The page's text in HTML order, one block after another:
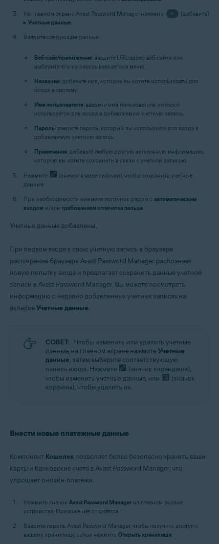
На главном экране Avast Password Manager нажмите
+
(добавить)
▸ Учетные данные.
Введите следующие данные:
Веб-сайт/приложение: введите URL-адрес веб-сайта или
выберите его из раскрывающегося меню.
Название: добавьте имя, которое вы хотите использовать для
входа в систему.
Имя пользователя: введите имя пользователя, которое
используется для входа в добавляемую учетную запись.
Пароль: введите пароль, который вы используете для входа в
добавляемую учетную запись.
Примечания: добавьте любую другую актуальную информацию,
которую вы хотите сохранить в связи с учетной записью.
Нажмите
(значок в виде галочки), чтобы сохранить учетные
данные.
При необходимости нажмите ползунок рядом с автоматическим
входом и/или требованием отпечатка пальца.
Учетные данные добавлены.
При первом входе в свою учетную запись в браузере
расширение браузера Avast Password Manager распознает
новую попытку входа и предлагает сохранить данные учетной
записи в Avast Password Manager. Вы можете посмотреть
информацию о недавно добавленных учетных записях на
вкладкеУчетные данные.
СОВЕТ: Чтобы изменить или удалить учетные
данные, на главном экране нажмитеУчетные
данные, затем выберите соответствующую
панель входа. Нажмите
(значок карандаша),
чтобы изменить учетные данные, или
(значок
корзины), чтобы удалить их.
Внести новые платежные данные
Компонент Кошелек позволяет более безопасно хранить ваши
карты и банковские счета в Avast Password Manager, что
упрощает онлайн-платежи.
Нажмите значок Avast Password Manager на главном экране
устройства. Приложение откроется.
Введите пароль Avast Password Manager, чтобы получить доступ к
вашему хранилищу, затем нажмите Открыть хранилище.